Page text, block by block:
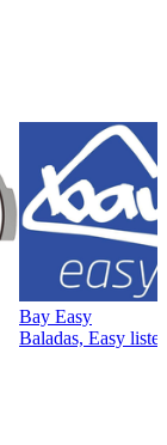
Bay Easy
Baladas, Easy